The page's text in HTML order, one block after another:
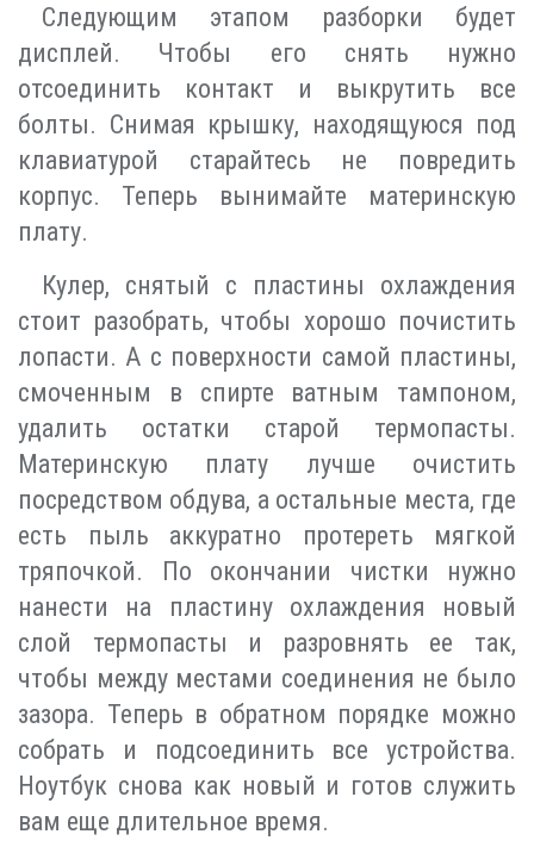
Следующим этапом разборки будет
дисплей. Чтобы его снять нужно
отсоединить контакт и выкрутить все
болты. Снимая крышку, находящуюся под
клавиатурой старайтесь не повредить
корпус. Теперь вынимайте материнскую
плату.
Кулер, снятый с пластины охлаждения
стоит разобрать, чтобы хорошо почистить
лопасти. А с поверхности самой пластины,
смоченным в спирте ватным тампоном,
удалить остатки старой термопасты.
Материнскую плату лучше очистить
посредством обдува, а остальные места, где
есть пыль аккуратно протереть мягкой
тряпочкой. По окончании чистки нужно
нанести на пластину охлаждения новый
слой термопасты и разровнять ее так,
чтобы между местами соединения не было
зазора. Теперь в обратном порядке можно
собрать и подсоединить все устройства.
Ноутбук снова как новый и готов служить
вам еще длительное время.